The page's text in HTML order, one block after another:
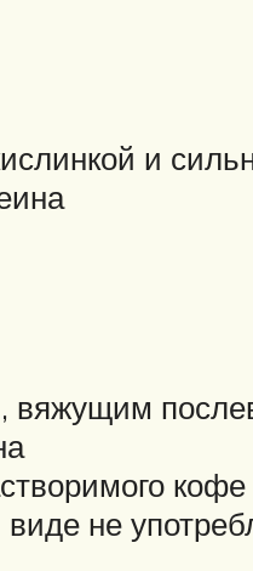
и
вяжущим
кофе
виде не